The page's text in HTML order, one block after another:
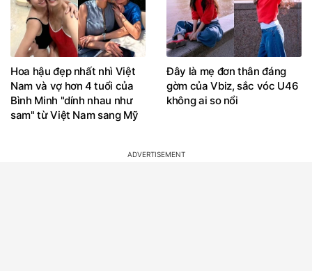
Hoa hậu đẹp nhất nhì Việt
Nam và vợ hơn 4 tuổi của
Bình Minh "dính nhau như
sam" từ Việt Nam sang Mỹ
Đây là mẹ đơn thân đáng
gờm của Vbiz, sắc vóc U46
không ai so nổi